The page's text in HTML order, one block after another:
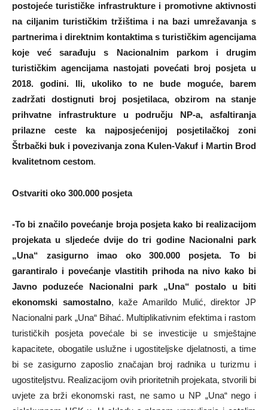
postojeće turističke infrastrukture i promotivne aktivnosti
na ciljanim turističkim tržištima i na bazi umrežavanja s
partnerima i direktnim kontaktima s turističkim agencijama
koje već sarađuju s Nacionalnim parkom i drugim
turističkim agencijama nastojati povećati broj posjeta u
2018. godini. Ili, ukoliko to ne bude moguće, barem
zadržati dostignuti broj posjetilaca, obzirom na stanje
prihvatne infrastrukture u području NP-a, asfaltiranja
prilazne ceste ka najposjećenijoj posjetilačkoj zoni
Štrbački buk i povezivanja zona Kulen-Vakuf i Martin Brod
kvalitetnom cestom.
Ostvariti oko 300.000 posjeta
-To bi značilo povećanje broja posjeta kako bi realizacijom
projekata u sljedeće dvije do tri godine Nacionalni park
„Una“ zasigurno imao oko 300.000 posjeta. To bi
garantiralo i povećanje vlastitih prihoda na nivo kako bi
Javno poduzeće Nacionalni park „Una“ postalo u biti
ekonomski samostalno, kaže Amarildo Mulić, direktor JP
Nacionalni park „Una“ Bihać. Multiplikativnim efektima i rastom
turističkih posjeta povećale bi se investicije u smještajne
kapacitete, obogatile uslužne i ugostiteljske djelatnosti, a time
bi se zasigurno zaposlio značajan broj radnika u turizmu i
ugostiteljstvu. Realizacijom ovih prioritetnih projekata, stvorili bi
uvjete za brži ekonomski rast, ne samo u NP „Una“ nego i